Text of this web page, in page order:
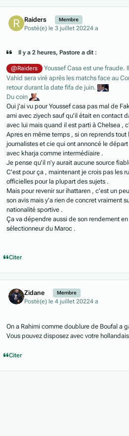
Raiders Membre
Posté(e) le 3 juillet 20224 a
Il y a 2 heures, Pastore a dit :
@Raiders
Youssef Casa est une fraude.
Vahid sera viré après les matchs face au
retour durant la date fifa de juin.
Du coin
Oui j'ai vu pour Youssef casa pas mal de
ami avec ziyech sauf qu'il était en contact
avec lui mais quand il est parti à Chelsea ,
Apres en même temps , si on reprends
journalistes et cie qui ont annoncé le
avec kharja comme intermédiaire .
Je pense qu'il n'y aurait aucune source
C'est pour ça , maintenant je crois pas les
officielles pour la plupart des sujets .
Mais pour revenir sur ihattaren , c'est un
son avis mais y'a rien de concret vraiment
nationalité sportive .
Ça va dépendre aussi de son rendement
sélectionneur du Maroc .
Citer
Zidane Membre
Posté(e) le 4 juillet 20224 a
On a Rahimi comme doublure de Boufal a
Vous pouvez disposez avec votre
Citer